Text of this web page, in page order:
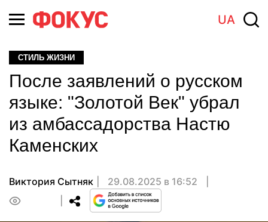
UA
СТИЛЬ ЖИЗНИ
После заявлений о русском
языке: "Золотой Век" убрал
из амбассадорства Настю
Каменских
Виктория Сытняк
29.08.2025 в 16:52